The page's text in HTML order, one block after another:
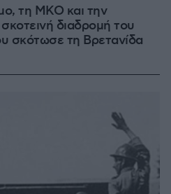
τη ΜΚΟ και την
διαδρομή του
σκότωσε τη Βρετανίδα